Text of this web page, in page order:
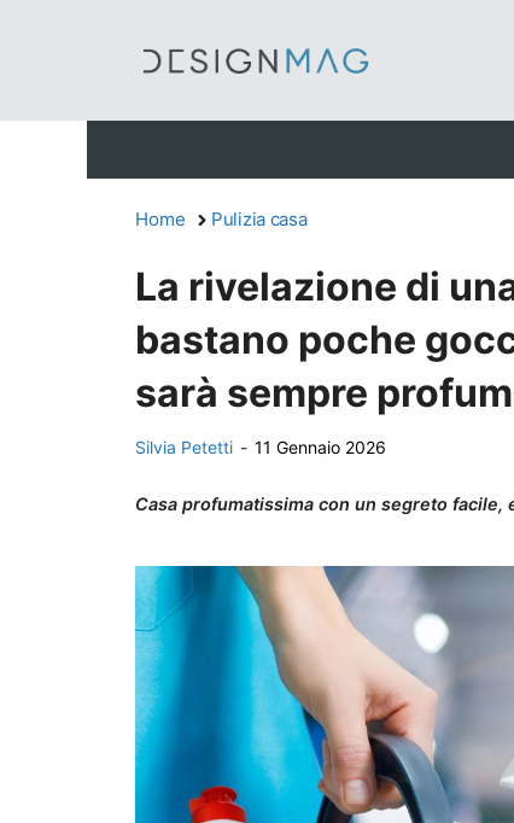
Home Pulizia casa
La rivelazione di
bastano poche
sarà sempre
Silvia Petetti - 11 Gennaio 2026
Casa profumatissima con un segreto facile,